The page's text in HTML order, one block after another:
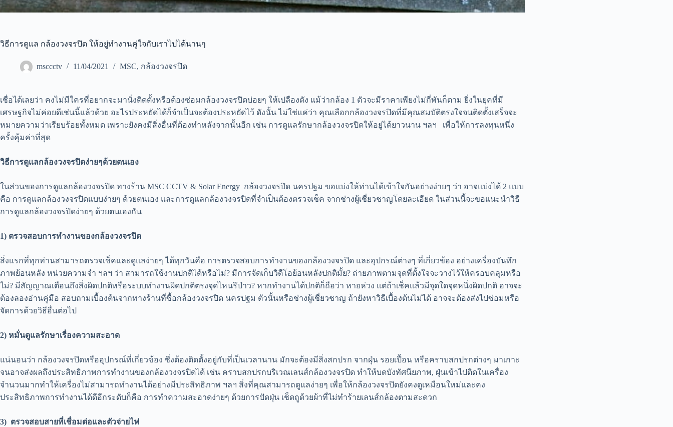
วิธีการดูแล กล้องวงจรปิด ให้อยู่ทำงานคู่ใจกับเราไปได้นานๆ
msccctv 11/04/2021 MSC, กล้องวงจรปิด
เชื่อได้เลยว่า คงไม่มีใครที่อยากจะมานั่งติดตั้งหรือต้องซ่อมกล้องวงจรปิดบ่อยๆ ให้เปลืองตัง แม้ว่ากล้อง 1 ตัวจะมีราคาเพียงไม่กี่พันก็ตาม ยิ่งในยุคที่มี
เศรษฐกิจไม่ค่อยดีเช่นนี้แล้วด้วย อะไรประหยัดได้ก็จำเป็นจะต้องประหยัดไว้ ดังนั้น ไม่ใช่แค่ว่า คุณเลือกกล้องวงจรปิดที่มีคุณสมบัติตรงใจจนติดตั้งเสร็จจะ
หมายความว่าเรียบร้อยทั้งหมด เพราะยังคงมีสิ่งอื่นที่ต้องทำหลังจากนั้นอีก เช่น การดูแลรักษากล้องวงจรปิดให้อยู่ได้ยาวนาน ฯลฯ เพื่อให้การลงทุนหนึ่ง
ครั้งคุ้มค่าที่สุด
วิธีการดูแลกล้องวงจรปิดง่ายๆด้วยตนเอง
ในส่วนของการดูแลกล้องวงจรปิด ทางร้าน MSC CCTV & Solar Energy กล้องวงจรปิด นครปฐม ขอแบ่งให้ท่านได้เข้าใจกันอย่างง่ายๆ ว่า อาจแบ่งได้ 2 แบบ
คือ การดูแลกล้องวงจรปิดแบบง่ายๆ ด้วยตนเอง และการดูแลกล้องวงจรปิดที่จำเป็นต้องตรวจเช็ค จากช่างผู้เชี่ยวชาญโดยละเอียด ในส่วนนี้จะขอแนะนำวิธี
การดูแลกล้องวงจรปิดง่ายๆ ด้วยตนเองกัน
1) ตรวจสอบการทำงานของกล้องวงจรปิด
สิ่งแรกที่ทุกท่านสามารถตรวจเช็คและดูแลง่ายๆ ได้ทุกวันคือ การตรวจสอบการทำงานของกล้องวงจรปิด และอุปกรณ์ต่างๆ ที่เกี่ยวข้อง อย่างเครื่องบันทึก
ภาพย้อนหลัง หน่วยความจำ ฯลฯ ว่า สามารถใช้งานปกติได้หรือไม่? มีการจัดเก็บวิดีโอย้อนหลังปกติมั้ย? ถ่ายภาพตามจุดที่ตั้งใจจะวางไว้ให้ครอบคลุมหรือ
ไม่? มีสัญญาณเตือนถึงสิ่งผิดปกติหรือระบบทำงานผิดปกติตรงจุดไหนรึป่าว? หากทำงานได้ปกติก็ถือว่า หายห่วง แต่ถ้าเช็คแล้วมีจุดใดจุดหนึ่งผิดปกติ อาจจะ
ต้องลองอ่านคู่มือ สอบถามเบื้องต้นจากทางร้านที่ซื้อกล้องวงจรปิด นครปฐม ตัวนั้นหรือช่างผู้เชี่ยวชาญ ถ้ายังหาวิธีเบื้องต้นไม่ได้ อาจจะต้องส่งไปซ่อมหรือ
จัดการด้วยวิธีอื่นต่อไป
2) หมั่นดูแลรักษาเรื่องความสะอาด
แน่นอนว่า กล้องวงจรปิดหรืออุปกรณ์ที่เกี่ยวข้อง ซึ่งต้องติดตั้งอยู่กับที่เป็นเวลานาน มักจะต้องมีสิ่งสกปรก จากฝุ่น รอยเปื้อน หรือคราบสกปรกต่างๆ มาเกาะ
จนอาจส่งผลถึงประสิทธิภาพการทำงานของกล้องวงจรปิดได้ เช่น คราบสกปรกบริเวณเลนส์กล้องวงจรปิด ทำให้บดบังทัศนียภาพ, ฝุ่นเข้าไปติดในเครื่อง
จำนวนมากทำให้เครื่องไม่สามารถทำงานได้อย่างมีประสิทธิภาพ ฯลฯ สิ่งที่คุณสามารถดูแลง่ายๆ เพื่อให้กล้องวงจรปิดยังคงดูเหมือนใหม่และคง
ประสิทธิภาพการทำงานได้ดีอีกระดับก็คือ การทำความสะอาดง่ายๆ ด้วยการปัดฝุ่น เช็ดถูด้วยผ้าที่ไม่ทำร้ายเลนส์กล้องตามสะดวก
3) ตรวจสอบสายที่เชื่อมต่อและตัวจ่ายไฟ